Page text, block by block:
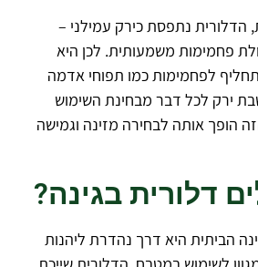
הדלורית נתפסת כירק עמילני –
פחמימות משמעותית. לכן היא
לפחמימות כמו תפוחי אדמה
ירק לכל דבר מבחינת השימוש
הופך אותה לבחירה מזינה וגמישה
דלורית בגינה?
הביתית היא דרך נהדרת ליהנות